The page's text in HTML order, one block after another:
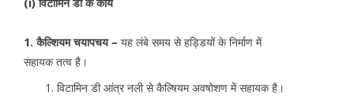
1. कैल्शियम चयापचय – यह लंबे समय से हड्डियों के निर्माण में
सहायक तत्व है।
विटामिन डी आंत्र नली से कैल्षियम अवषोशण में सहायक है।